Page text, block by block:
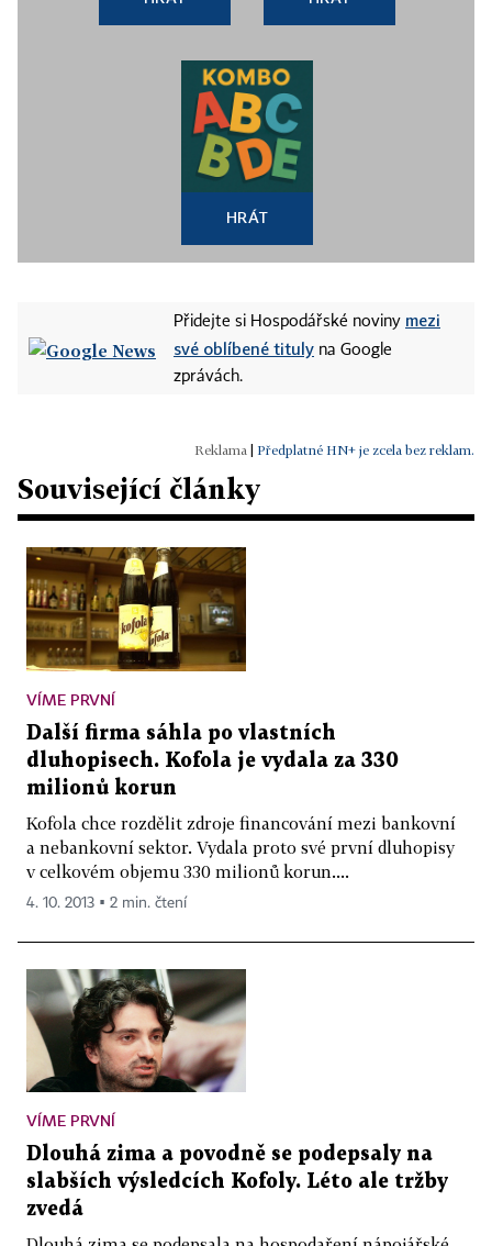
HRÁT
Přidejte si Hospodářské noviny mezi
své oblíbené tituly na Google
zprávách.
Předplatné HN+ je zcela bez reklam.
Související články
VÍME PRVNÍ
Další firma sáhla po vlastních
dluhopisech. Kofola je vydala za 330
milionů korun
Kofola chce rozdělit zdroje financování mezi bankovní
a nebankovní sektor. Vydala proto své první dluhopisy
v celkovém objemu 330 milionů korun....
4. 10. 2013 ▪ 2 min. čtení
VÍME PRVNÍ
Dlouhá zima a povodně se podepsaly na
slabších výsledcích Kofoly. Léto ale tržby
zvedá